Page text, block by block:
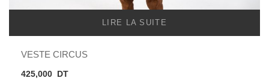
LIRE LA SUITE
VESTE CIRCUS
425,000 DT